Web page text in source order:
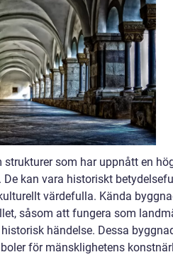
som har uppnått en
kan vara historiskt
värdefulla. Kända
såsom att fungera som
händelse. Dessa
för mänsklighetens